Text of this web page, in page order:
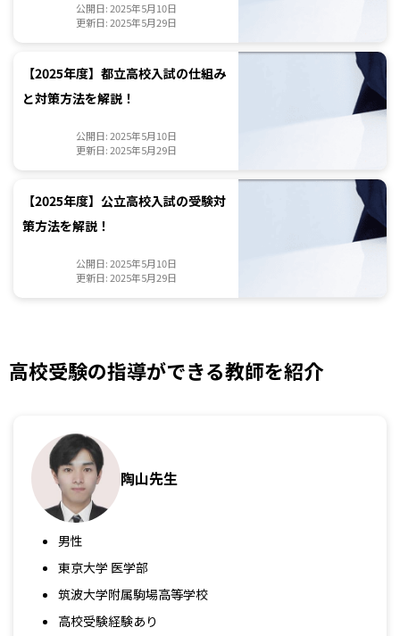
公開日: 2025年5月10日
更新日: 2025年5月29日
【2025年度】都立高校入試の仕組み
と対策方法を解説！
公開日: 2025年5月10日
更新日: 2025年5月29日
【2025年度】公立高校入試の受験対
策方法を解説！
公開日: 2025年5月10日
更新日: 2025年5月29日
高校受験の指導ができる教師を紹介
陶山先生
男性
東京大学 医学部
筑波大学附属駒場高等学校
高校受験経験あり